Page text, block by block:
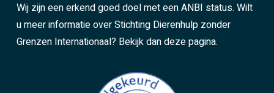
Wij zijn een erkend goed doel met een ANBI status. Wilt
u meer informatie over Stichting Dierenhulp zonder
Grenzen Internationaal? Bekijk dan deze pagina.